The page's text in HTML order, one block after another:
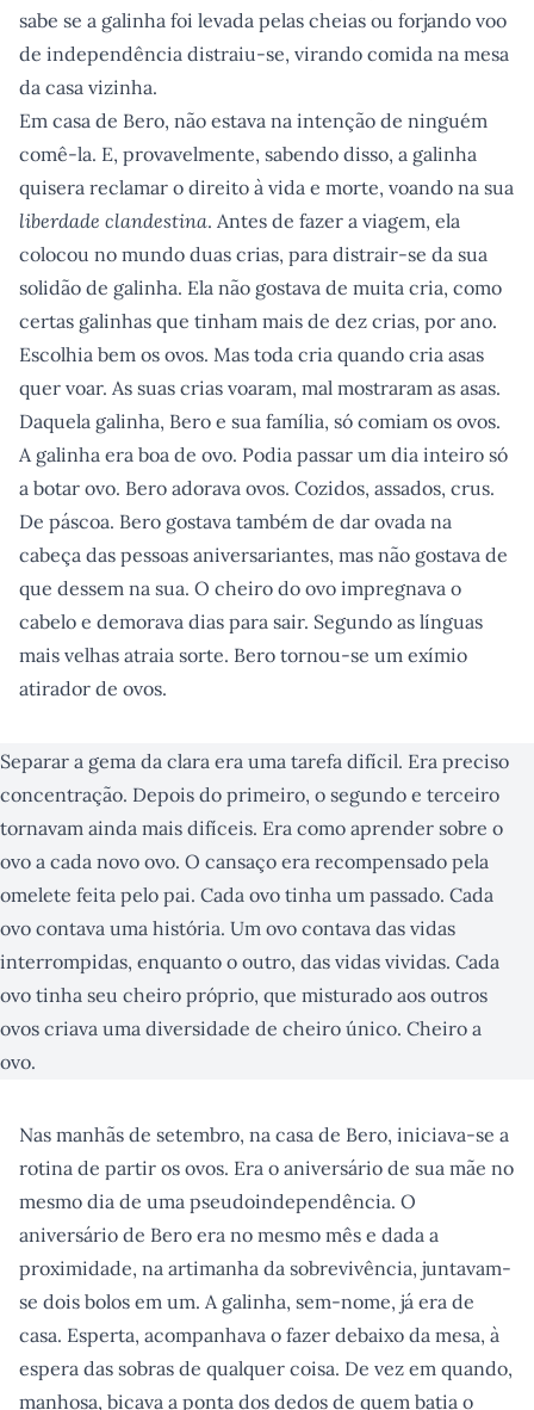
sabe se a galinha foi levada pelas cheias ou forjando voo
de independência distraiu-se, virando comida na mesa
da casa vizinha.
Em casa de Bero, não estava na intenção de ninguém
comê-la. E, provavelmente, sabendo disso, a galinha
quisera reclamar o direito à vida e morte, voando na sua
liberdade clandestina. Antes de fazer a viagem, ela
colocou no mundo duas crias, para distrair-se da sua
solidão de galinha. Ela não gostava de muita cria, como
certas galinhas que tinham mais de dez crias, por ano.
Escolhia bem os ovos. Mas toda cria quando cria asas
quer voar. As suas crias voaram, mal mostraram as asas.
Daquela galinha, Bero e sua família, só comiam os ovos.
A galinha era boa de ovo. Podia passar um dia inteiro só
a botar ovo. Bero adorava ovos. Cozidos, assados, crus.
De páscoa. Bero gostava também de dar ovada na
cabeça das pessoas aniversariantes, mas não gostava de
que dessem na sua. O cheiro do ovo impregnava o
cabelo e demorava dias para sair. Segundo as línguas
mais velhas atraia sorte. Bero tornou-se um exímio
atirador de ovos.
Separar a gema da clara era uma tarefa difícil. Era preciso
concentração. Depois do primeiro, o segundo e terceiro
tornavam ainda mais difíceis. Era como aprender sobre o
ovo a cada novo ovo. O cansaço era recompensado pela
omelete feita pelo pai. Cada ovo tinha um passado. Cada
ovo contava uma história. Um ovo contava das vidas
interrompidas, enquanto o outro, das vidas vividas. Cada
ovo tinha seu cheiro próprio, que misturado aos outros
ovos criava uma diversidade de cheiro único. Cheiro a
ovo.
Nas manhãs de setembro, na casa de Bero, iniciava-se a
rotina de partir os ovos. Era o aniversário de sua mãe no
mesmo dia de uma pseudoindependência. O
aniversário de Bero era no mesmo mês e dada a
proximidade, na artimanha da sobrevivência, juntavam-
se dois bolos em um. A galinha, sem-nome, já era de
casa. Esperta, acompanhava o fazer debaixo da mesa, à
espera das sobras de qualquer coisa. De vez em quando,
manhosa, bicava a ponta dos dedos de quem batia o